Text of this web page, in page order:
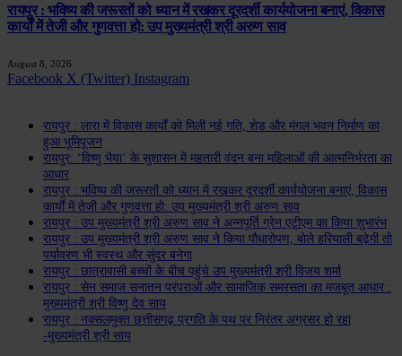
रायपुर : भविष्य की जरूरतों को ध्यान में रखकर दूरदर्शी कार्ययोजना बनाएं, विकास
कार्यों में तेजी और गुणवत्ता हो: उप मुख्यमंत्री श्री अरुण साव
August 8, 2026
Facebook X (Twitter) Instagram
रायपुर : लारा में विकास कार्यों को मिली नई गति, शेड और मंगल भवन निर्माण का
हुआ भूमिपूजन
रायपुर: ‘विष्णु भैया’ के सुशासन में महतारी वंदन बना महिलाओं की आत्मनिर्भरता का
आधार
रायपुर : भविष्य की जरूरतों को ध्यान में रखकर दूरदर्शी कार्ययोजना बनाएं, विकास
कार्यों में तेजी और गुणवत्ता हो: उप मुख्यमंत्री श्री अरुण साव
रायपुर : उप मुख्यमंत्री श्री अरुण साव ने अन्नपूर्ति ग्रेन एटीएम का किया शुभारंभ
रायपुर : उप मुख्यमंत्री श्री अरुण साव ने किया पौधारोपण, बोले हरियाली बढ़ेगी तो
पर्यावरण भी स्वस्थ और सुंदर बनेगा
रायपुर : छात्रावासी बच्चों के बीच पहुंचे उप मुख्यमंत्री श्री विजय शर्मा
रायपुर : सेन समाज सनातन परंपराओं और सामाजिक समरसता का मजबूत आधार :
मुख्यमंत्री श्री विष्णु देव साय
रायपुर : नक्सलमुक्त छत्तीसगढ़ प्रगति के पथ पर निरंतर अग्रसर हो रहा
-मुख्यमंत्री श्री साय